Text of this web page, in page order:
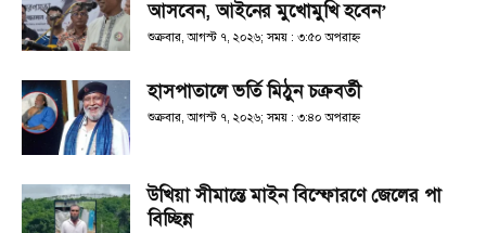
আসবেন, আইনের মুখোমুখি হবেন’
শুক্রবার, আগস্ট ৭, ২০২৬; সময় : ৩:৫০ অপরাহ্ণ
হাসপাতালে ভর্তি মিঠুন চক্রবর্তী
শুক্রবার, আগস্ট ৭, ২০২৬; সময় : ৩:৪০ অপরাহ্ণ
উখিয়া সীমান্তে মাইন বিস্ফোরণে জেলের পা
বিচ্ছিন্ন